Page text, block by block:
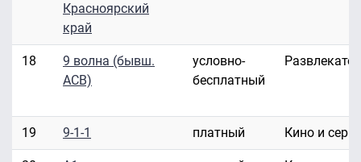
Красноярский
край
18
9 волна (бывш.
АСВ)
условно-
бесплатный
19 9-1-1 платный Кино и